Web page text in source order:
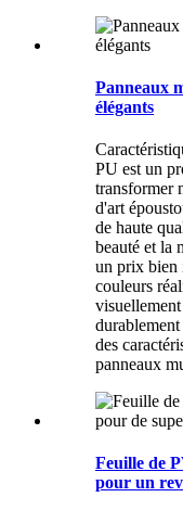
Panneaux
élégants
PU est un
transformer
d'art
de haute
beauté et la
un prix bien
couleurs
des
panneaux
Feuille de
pour un